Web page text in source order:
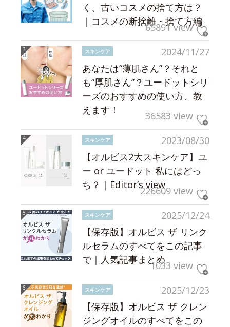
く、古いコスメの捨て方は？
｜コスメの断捨離・捨て方編
65891 view
2024/11/27
スキンケア
あなたは“薄肌さん”？それと
も“厚肌さん”？ユードットシリ
ーズのおすすめの使い方、教
えます！
36583 view
2023/08/30
スキンケア
【オルビス2大スキンケア】ユ
ー or ユードット 私にはどっ
ち？｜Editor’s view226609 view
2025/12/24
スキンケア
【保存版】オルビス ザ リンク
ルセラムのすべてをこの記事
で｜人気記事まとめ1033 view
2025/12/23
スキンケア
【保存版】オルビス ザ クレン
ジングオイルのすべてをこの